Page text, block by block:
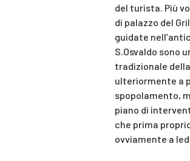
del turista. Più
di palazzo del
guidate
S.Osvaldo sono
tradizionale
ulteriormente a
spopolamento,
piano di
che prima
ovviamente a